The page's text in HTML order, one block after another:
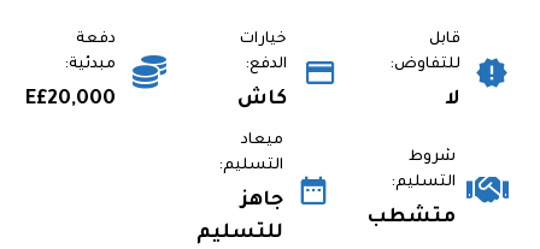
قابل
للتفاوض:
لا
خيارات
الدفع:
كاش
دفعة
مبدئية:
E£20,000
شروط
التسليم:
متشطب
ميعاد
التسليم:
جاهز
للتسليم